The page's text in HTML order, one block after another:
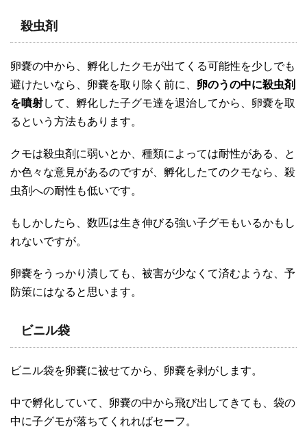
殺虫剤
卵嚢の中から、孵化したクモが出てくる可能性を少しでも
避けたいなら、卵嚢を取り除く前に、 卵のうの中に殺虫剤
を噴射して、孵化した子グモ達を退治してから、卵嚢を取
るという方法もあります。
クモは殺虫剤に弱いとか、種類によっては耐性がある、と
か色々な意見があるのですが、孵化したてのクモなら、殺
虫剤への耐性も低いです。
もしかしたら、数匹は生き伸びる強い子グモもいるかもし
れないですが。
卵嚢をうっかり潰しても、被害が少なくて済むような、予
防策にはなると思います。
ビニル袋
ビニル袋を卵嚢に被せてから、卵嚢を剥がします。
中で孵化していて、卵嚢の中から飛び出してきても、袋の
中に子グモが落ちてくれればセーフ。